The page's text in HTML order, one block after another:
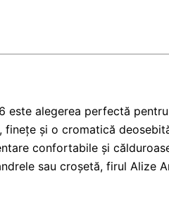
este alegerea perfectă
și o cromatică
confortabile și
sau croșetă, firul Alize